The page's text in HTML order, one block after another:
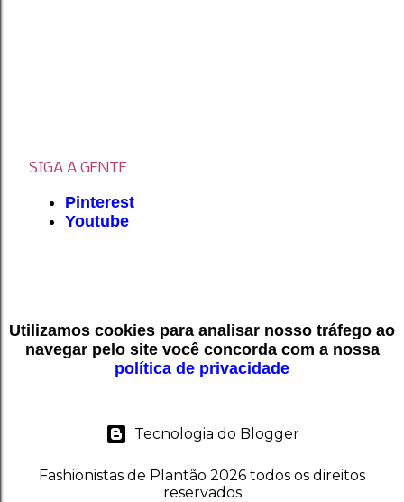
SIGA A GENTE
Pinterest
Youtube
Utilizamos cookies para analisar nosso tráfego ao
navegar pelo site você concorda com a nossa
política de privacidade
Tecnologia do Blogger
Fashionistas de Plantão 2026 todos os direitos
reservados